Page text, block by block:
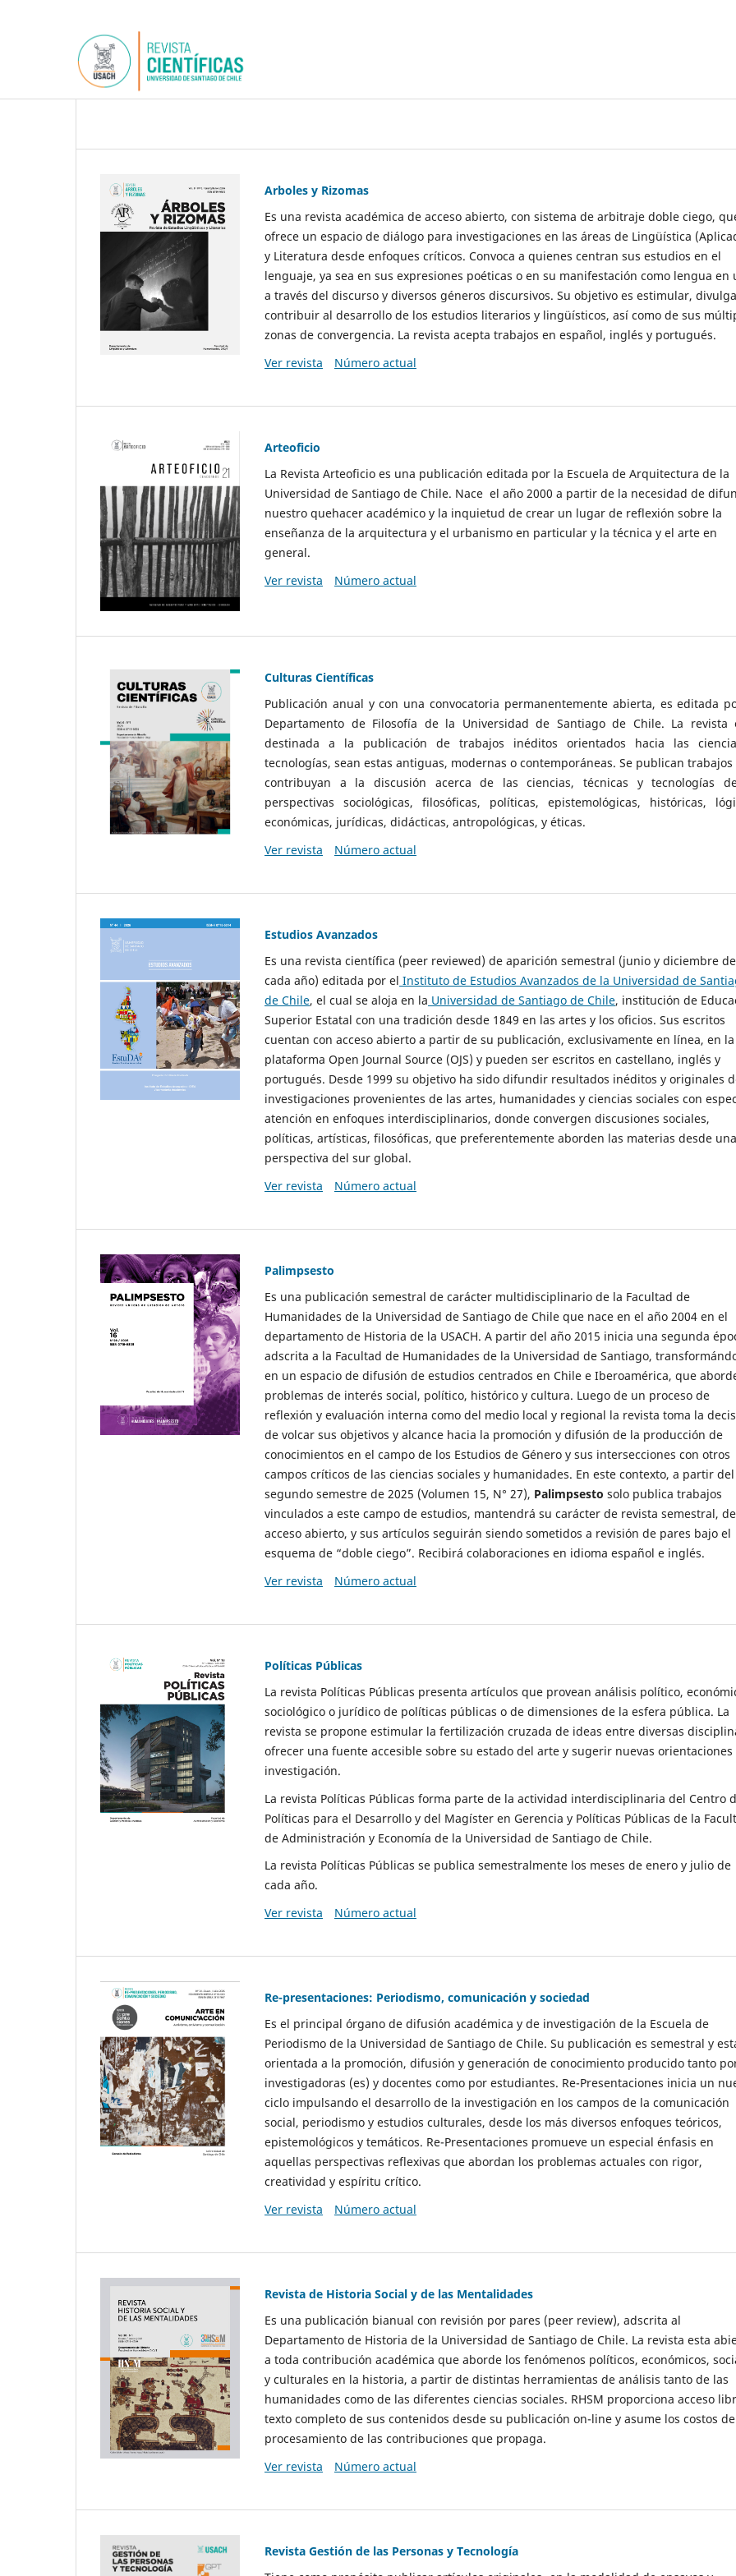
Arboles y Rizomas
Es una revista académica de acceso abierto, con sistema de arbitraje doble ciego,
ofrece un espacio de diálogo para investigaciones en las áreas de Lingüística
y Literatura desde enfoques críticos. Convoca a quienes centran sus estudios en el
lenguaje, ya sea en sus expresiones poéticas o en su manifestación como lengua en
a través del discurso y diversos géneros discursivos. Su objetivo es estimular,
contribuir al desarrollo de los estudios literarios y lingüísticos, así como de sus
zonas de convergencia. La revista acepta trabajos en español, inglés y portugués.
Ver revista
Número actual
Arteoficio
La Revista Arteoficio es una publicación editada por la Escuela de Arquitectura de la
Universidad de Santiago de Chile. Nace el año 2000 a partir de la necesidad de
nuestro quehacer académico y la inquietud de crear un lugar de reflexión sobre la
enseñanza de la arquitectura y el urbanismo en particular y la técnica y el arte en
general.
Ver revista
Número actual
Culturas Científicas
Publicación anual y con una convocatoria permanentemente abierta, es editada
Departamento de Filosofía de la Universidad de Santiago de Chile. La revista
destinada a la publicación de trabajos inéditos orientados hacia las
tecnologías, sean estas antiguas, modernas o contemporáneas. Se publican
contribuyan a la discusión acerca de las ciencias, técnicas y tecnologías
perspectivas sociológicas, filosóficas, políticas, epistemológicas, históricas,
económicas, jurídicas, didácticas, antropológicas, y éticas.
Ver revista
Número actual
Estudios Avanzados
Es una revista científica (peer reviewed) de aparición semestral (junio y diciembre de
cada año) editada por el Instituto de Estudios Avanzados de la Universidad de
de Chile, el cual se aloja en la Universidad de Santiago de Chile, institución de
Superior Estatal con una tradición desde 1849 en las artes y los oficios. Sus escritos
cuentan con acceso abierto a partir de su publicación, exclusivamente en línea, en la
plataforma Open Journal Source (OJS) y pueden ser escritos en castellano, inglés y
portugués. Desde 1999 su objetivo ha sido difundir resultados inéditos y originales
investigaciones provenientes de las artes, humanidades y ciencias sociales con
atención en enfoques interdisciplinarios, donde convergen discusiones sociales,
políticas, artísticas, filosóficas, que preferentemente aborden las materias desde una
perspectiva del sur global.
Ver revista
Número actual
Palimpsesto
Es una publicación semestral de carácter multidisciplinario de la Facultad de
Humanidades de la Universidad de Santiago de Chile que nace en el año 2004 en el
departamento de Historia de la USACH. A partir del año 2015 inicia una segunda
adscrita a la Facultad de Humanidades de la Universidad de Santiago,
en un espacio de difusión de estudios centrados en Chile e Iberoamérica, que
problemas de interés social, político, histórico y cultura. Luego de un proceso de
reflexión y evaluación interna como del medio local y regional la revista toma la
de volcar sus objetivos y alcance hacia la promoción y difusión de la producción de
conocimientos en el campo de los Estudios de Género y sus intersecciones con otros
campos críticos de las ciencias sociales y humanidades. En este contexto, a partir del
segundo semestre de 2025 (Volumen 15, N° 27), Palimpsesto solo publica trabajos
vinculados a este campo de estudios, mantendrá su carácter de revista semestral, de
acceso abierto, y sus artículos seguirán siendo sometidos a revisión de pares bajo el
esquema de “doble ciego”. Recibirá colaboraciones en idioma español e inglés.
Ver revista
Número actual
Políticas Públicas
La revista Políticas Públicas presenta artículos que provean análisis político,
sociológico o jurídico de políticas públicas o de dimensiones de la esfera pública. La
revista se propone estimular la fertilización cruzada de ideas entre diversas
ofrecer una fuente accesible sobre su estado del arte y sugerir nuevas orientaciones
investigación.
La revista Políticas Públicas forma parte de la actividad interdisciplinaria del Centro
Políticas para el Desarrollo y del Magíster en Gerencia y Políticas Públicas de la
de Administración y Economía de la Universidad de Santiago de Chile.
La revista Políticas Públicas se publica semestralmente los meses de enero y julio de
cada año.
Ver revista
Número actual
Re-presentaciones: Periodismo, comunicación y sociedad
Es el principal órgano de difusión académica y de investigación de la Escuela de
Periodismo de la Universidad de Santiago de Chile. Su publicación es semestral y
orientada a la promoción, difusión y generación de conocimiento producido tanto
investigadoras (es) y docentes como por estudiantes. Re-Presentaciones inicia un
ciclo impulsando el desarrollo de la investigación en los campos de la comunicación
social, periodismo y estudios culturales, desde los más diversos enfoques teóricos,
epistemológicos y temáticos. Re-Presentaciones promueve un especial énfasis en
aquellas perspectivas reflexivas que abordan los problemas actuales con rigor,
creatividad y espíritu crítico.
Ver revista
Número actual
Revista de Historia Social y de las Mentalidades
Es una publicación bianual con revisión por pares (peer review), adscrita al
Departamento de Historia de la Universidad de Santiago de Chile. La revista esta
a toda contribución académica que aborde los fenómenos políticos, económicos,
y culturales en la historia, a partir de distintas herramientas de análisis tanto de las
humanidades como de las diferentes ciencias sociales. RHSM proporciona acceso
texto completo de sus contenidos desde su publicación on-line y asume los costos de
procesamiento de las contribuciones que propaga.
Ver revista
Número actual
Revista Gestión de las Personas y Tecnología